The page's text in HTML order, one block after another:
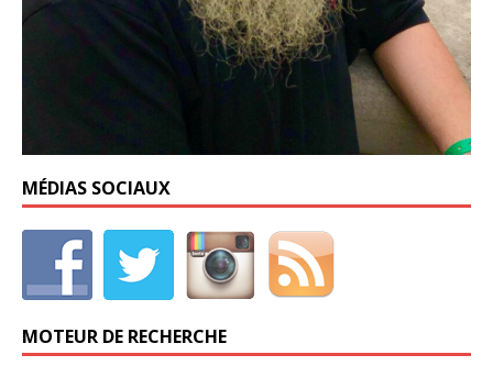
MÉDIAS SOCIAUX
MOTEUR DE RECHERCHE